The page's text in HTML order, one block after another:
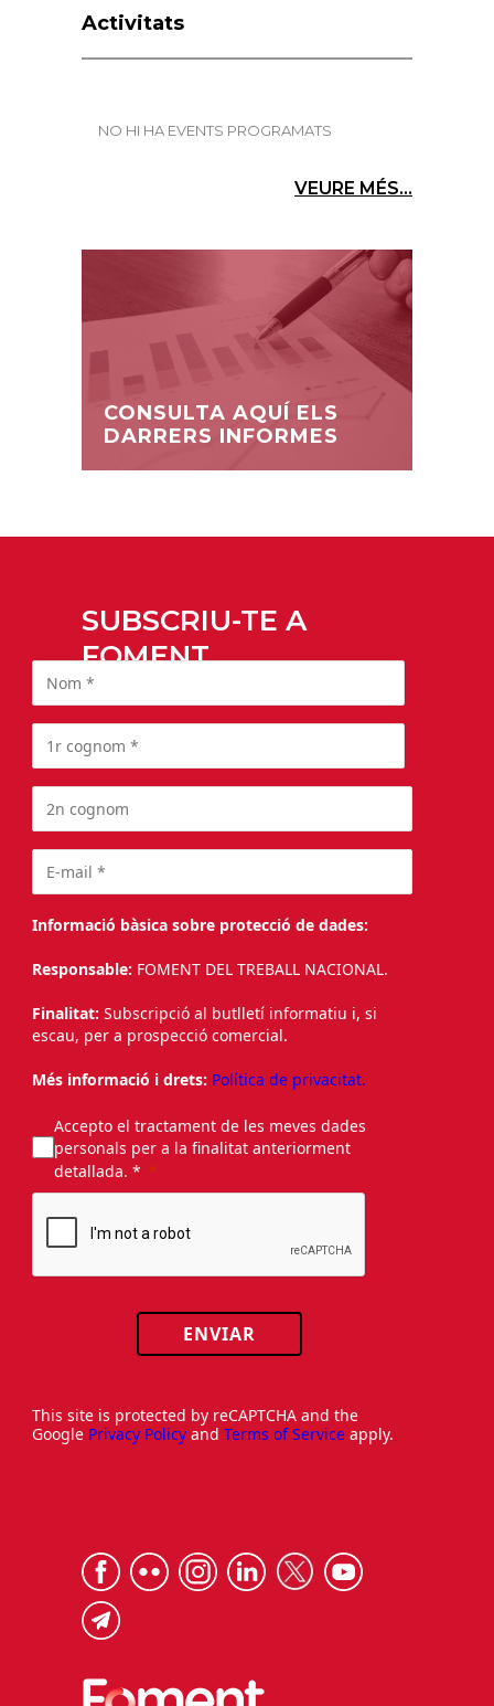
Activitats
NO HI HA EVENTS PROGRAMATS
VEURE MÉS...
CONSULTA AQUÍ ELS
DARRERS INFORMES
SUBSCRIU-TE A
FOMENT
Informació bàsica sobre protecció de dades:
Responsable: FOMENT DEL TREBALL NACIONAL.
Finalitat: Subscripció al butlletí informatiu i, si
escau, per a prospecció comercial.
Més informació i drets: Política de privacitat.
Accepto el tractament de les meves dades
personals per a la finalitat anteriorment
detallada. *
ENVIAR
This site is protected by reCAPTCHA and the
Google Privacy Policy and Terms of Service apply.